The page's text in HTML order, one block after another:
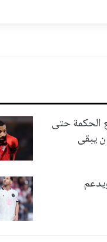
الحكمة حتى
يبقى